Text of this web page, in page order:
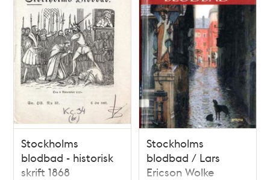
Stockholms
blodbad - historisk
skrift 1868
Stockholms
blodbad / Lars
Ericson Wolke